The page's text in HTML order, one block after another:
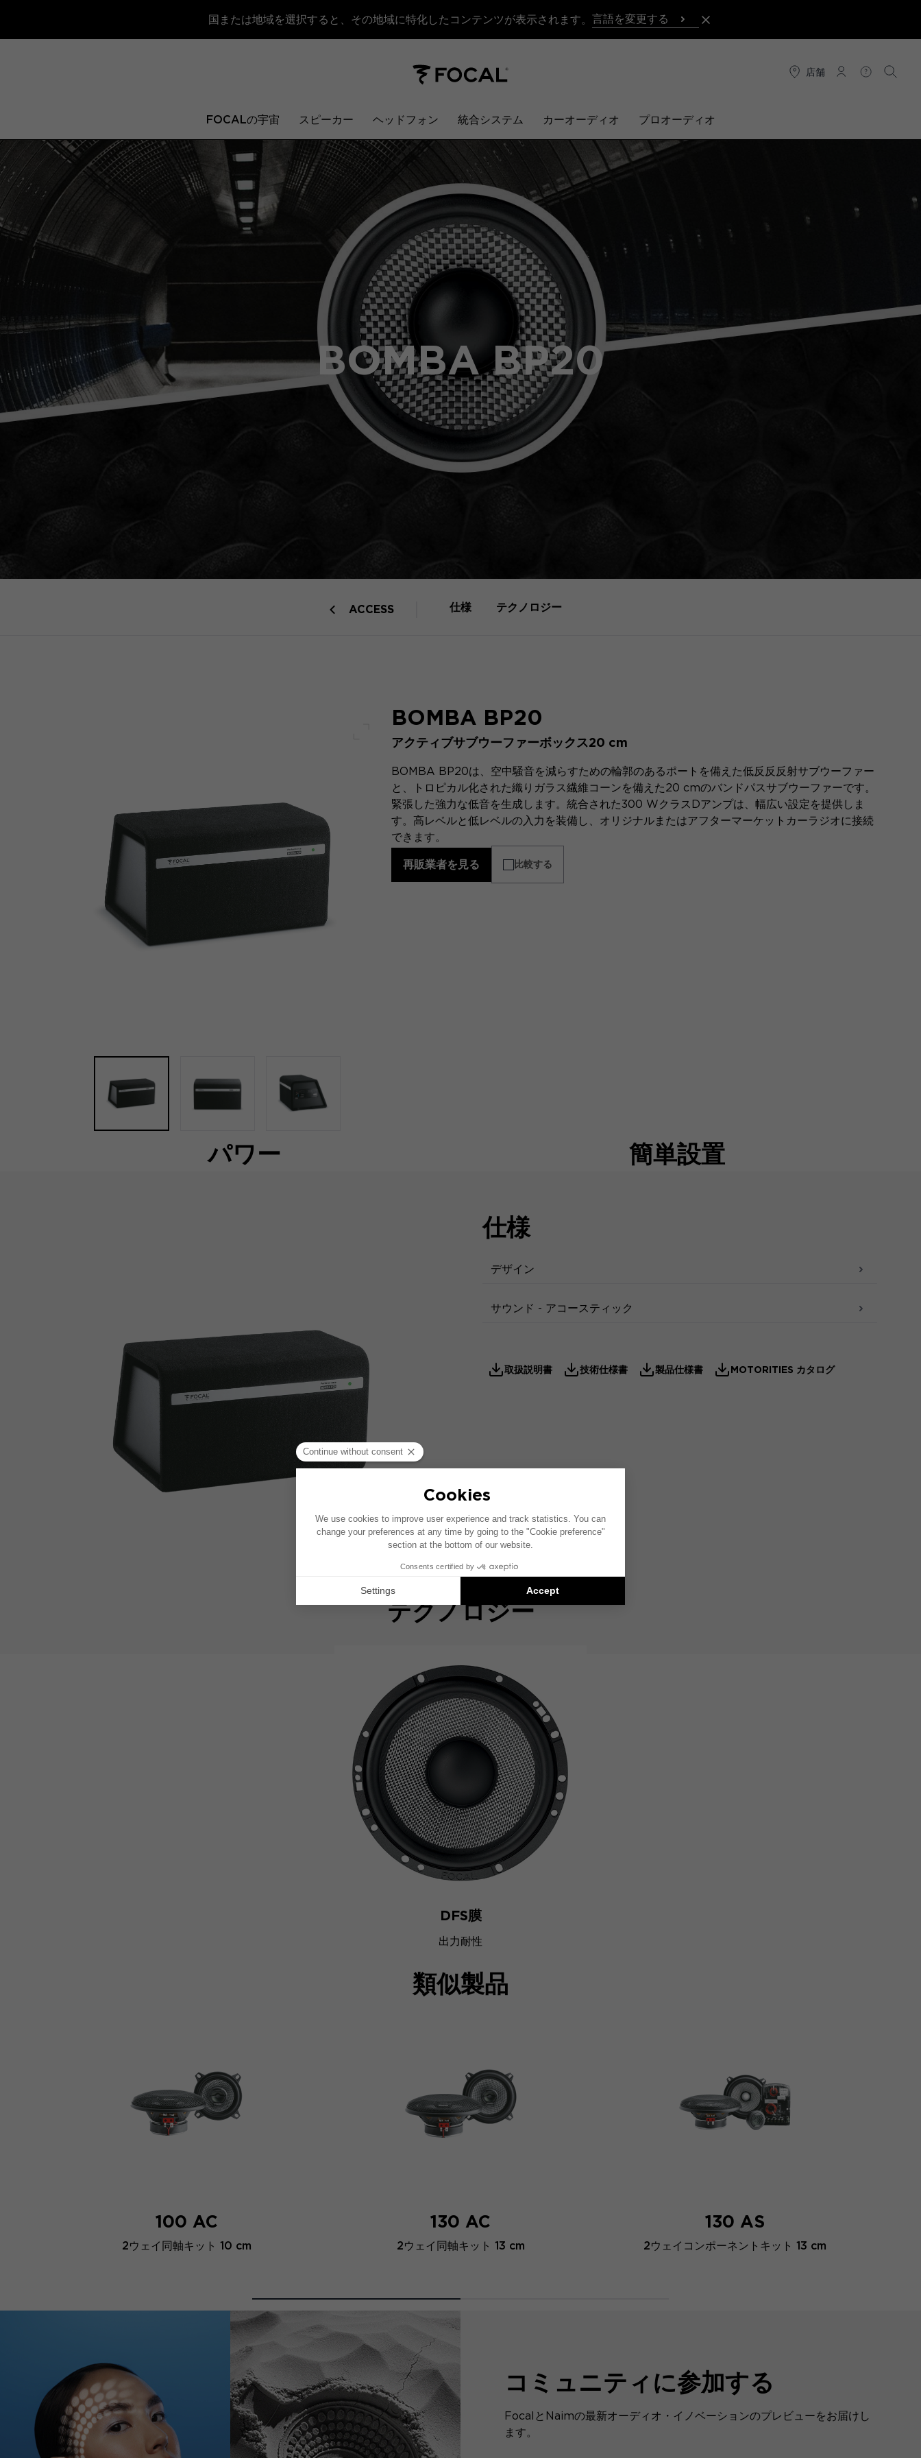
国または地域を選択すると、その地域に特化したコンテンツが表示されます。 言語を変更する
店舗
接続 ヘルプ検索
FOCALの宇宙 スピーカー ヘッドフォン 統合システム カーオーディオ プロオーディオ
BOMBA BP20
ACCESS 仕様 テクノロジー
フルスクリーン
BOMBA BP20
アクティブサブウーファーボックス20 cm
BOMBA BP20は、空中騒音を減らすための輪郭のあるポートを備えた低反反反射サブウーファー
と、トロピカル化された織りガラス繊維コーンを備えた20 cmのバンドパスサブウーファーです。
緊張した強力な低音を生成します。統合された300 WクラスDアンプは、幅広い設定を提供しま
す。高レベルと低レベルの入力を装備し、オリジナルまたはアフターマーケットカーラジオに接続
できます。
再販業者を見る 比較する
パワー 簡単設置
けることができます。ローレベルとハイレベルの入力端子を装備し、純正カーラ
ジオや市販のオーディオキットに接続することができます。
仕様
デザイン
サウンド - アコースティック
取扱説明書 技術仕様書 製品仕様書 MOTORITIES カタログ
テクノロジー
DFS膜
出力耐性
類似製品
100 AC
2ウェイ同軸キット 10 cm
130 AC
2ウェイ同軸キット 13 cm
130 AS
2ウェイコンポーネントキット 13 cm
コミュニティに参加する
FocalとNaimの最新オーディオ・イノベーションのプレビューをお届けし
ます。